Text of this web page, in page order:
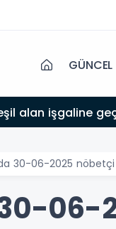
GÜNCEL
alan işgaline
30-06-2025 nöbetçi
06-